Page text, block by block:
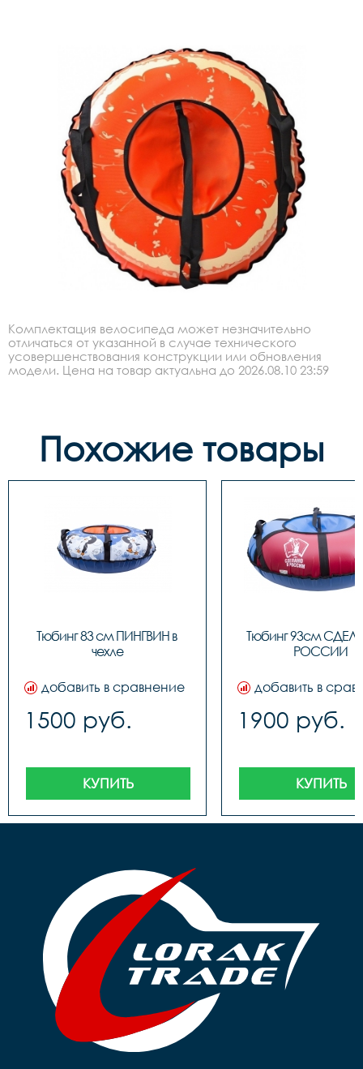
Комплектация велосипеда может незначительно
отличаться от указанной в случае технического
усовершенствования конструкции или обновления
модели. Цена на товар актуальна до 2026.08.10 23:59
Похожие товары
Тюбинг 83 см ПИНГВИН в
чехле
добавить в сравнение
1500 руб.
КУПИТЬ
Тюбинг 93см
РОССИИ
добавить в
1900 руб.
КУПИТЬ